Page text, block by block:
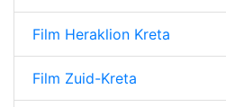
Film Heraklion Kreta
Film Zuid-Kreta